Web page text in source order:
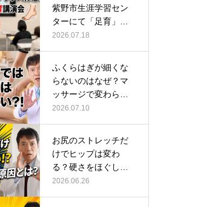
紫野市生涯学習セン
ターにて「足育」講
演会に登壇し…
2026.07.18
ふくらはぎが細くな
らないのはなぜ？マ
ッサージで変わらな
い根本原因
2026.07.10
お尻のストレッチだ
けでヒップは変わ
る？硬さをほぐして
整える正しい方…
2026.06.26